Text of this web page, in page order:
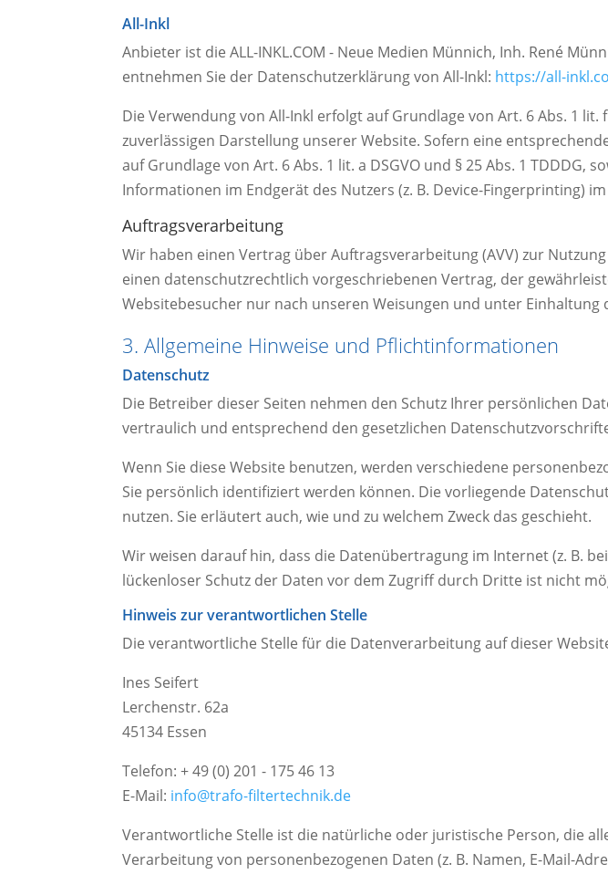
All-Inkl
Anbieter ist die ALL-INKL.COM - Neue Medien Münnich, Inh. René
entnehmen Sie der Datenschutzerklärung von All-Inkl: https://all-
Die Verwendung von All-Inkl erfolgt auf Grundlage von Art. 6 Abs. 1
zuverlässigen Darstellung unserer Website. Sofern eine
auf Grundlage von Art. 6 Abs. 1 lit. a DSGVO und § 25 Abs. 1
Informationen im Endgerät des Nutzers (z. B. Device-Fingerprinting)
Auftragsverarbeitung
Wir haben einen Vertrag über Auftragsverarbeitung (AVV) zur
einen datenschutzrechtlich vorgeschriebenen Vertrag, der
Websitebesucher nur nach unseren Weisungen und unter Einhaltung
3. Allgemeine Hinweise und Pflicht­informationen
Datenschutz
Die Betreiber dieser Seiten nehmen den Schutz Ihrer persönlichen
vertraulich und entsprechend den gesetzlichen
Wenn Sie diese Website benutzen, werden verschiedene
Sie persönlich identifiziert werden können. Die vorliegende
nutzen. Sie erläutert auch, wie und zu welchem Zweck das geschieht.
Wir weisen darauf hin, dass die Datenübertragung im Internet (z. B.
lückenloser Schutz der Daten vor dem Zugriff durch Dritte ist nicht
Hinweis zur verantwortlichen Stelle
Die verantwortliche Stelle für die Datenverarbeitung auf dieser
Ines Seifert
Lerchenstr. 62a
45134 Essen
Telefon: + 49 (0) 201 - 175 46 13
E-Mail: info@trafo-filtertechnik.de
Verantwortliche Stelle ist die natürliche oder juristische Person, die
Verarbeitung von personenbezogenen Daten (z. B. Namen, E-Mail-